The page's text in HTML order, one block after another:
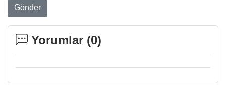
Gönder
Yorumlar (0)